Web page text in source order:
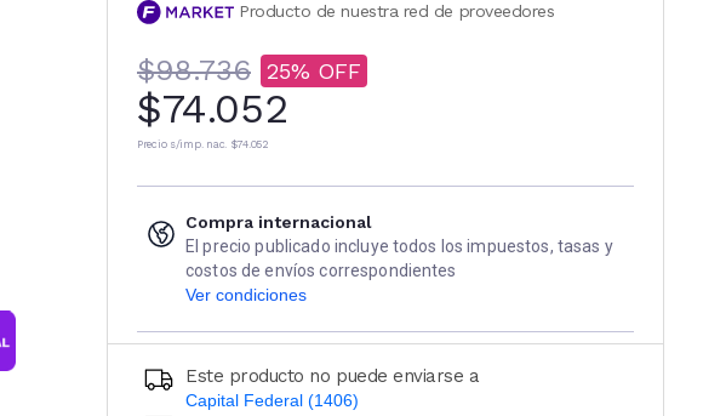
Producto de nuestra red de proveedores
$98.736 25
$74.052
Precio s/imp. nac. $74.052
Compra internacional
El precio publicado incluye todos los impuestos, tasas y
costos de envíos correspondientes
Ver condiciones
Este producto no puede enviarse a
Capital Federal (1406)